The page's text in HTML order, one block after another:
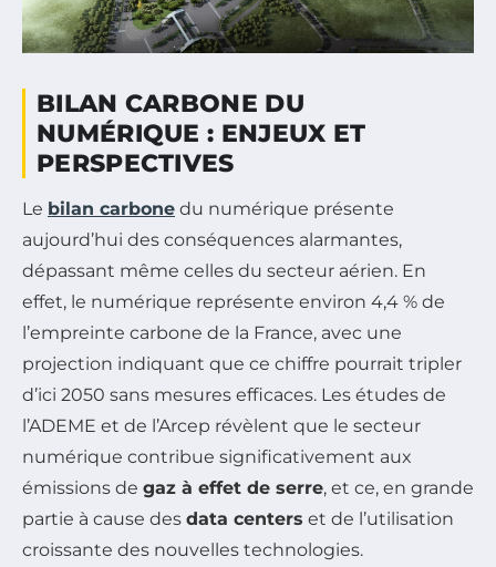
BILAN CARBONE DU
NUMÉRIQUE : ENJEUX ET
PERSPECTIVES
Le bilan carbone du numérique présente
aujourd’hui des conséquences alarmantes,
dépassant même celles du secteur aérien. En
effet, le numérique représente environ 4,4 % de
l’empreinte carbone de la France, avec une
projection indiquant que ce chiffre pourrait tripler
d’ici 2050 sans mesures efficaces. Les études de
l’ADEME et de l’Arcep révèlent que le secteur
numérique contribue significativement aux
émissions de gaz à effet de serre, et ce, en grande
partie à cause des data centers et de l’utilisation
croissante des nouvelles technologies.